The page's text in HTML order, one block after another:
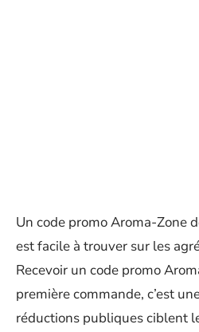
Un code promo Aroma-Zone
est facile à trouver sur les
Recevoir un code promo
première commande, c’est
réductions publiques ciblent